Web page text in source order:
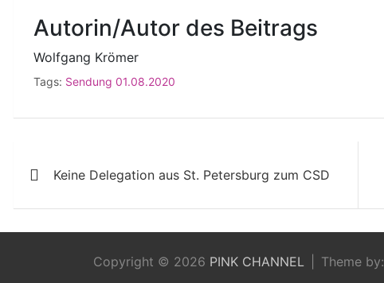
Autorin/Autor des Beitrags
Wolfgang Krömer
Tags: Sendung 01.08.2020
Keine Delegation aus St. Petersburg zum CSD
Copyright © 2026 PINK CHANNEL Theme by: